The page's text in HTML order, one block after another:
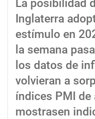
La posibilidad
Inglaterra
estímulo en
la semana
los datos de
volvieran a
índices PMI de
mostrasen